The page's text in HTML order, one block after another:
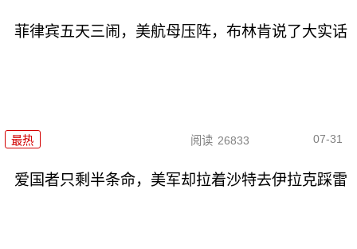
菲律宾五天三闹，美航母压阵，布林肯说了大实话
最热 阅读 26833 07-31
爱国者只剩半条命，美军却拉着沙特去伊拉克踩雷